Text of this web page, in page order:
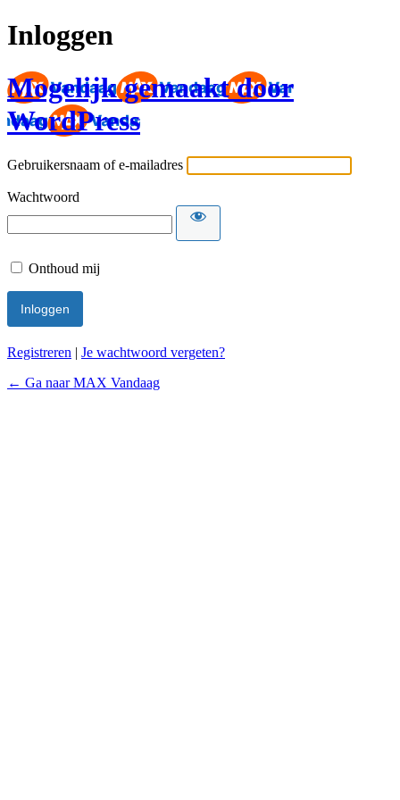
Inloggen
Mogelijk gemaakt door
WordPress
Gebruikersnaam of e-mailadres
Wachtwoord
Onthoud mij
Registreren | Je wachtwoord vergeten?
← Ga naar MAX Vandaag